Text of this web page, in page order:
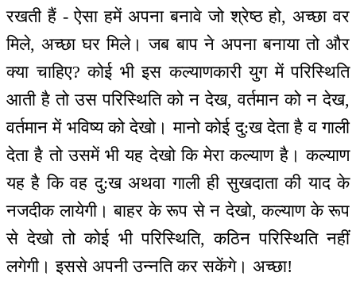
रखती हैं - ऐसा हमें अपना बनावे जो श्रेष्ठ हो, अच्छा वर
मिले, अच्छा घर मिले। जब बाप ने अपना बनाया तो और
क्या चाहिए? कोई भी इस कल्याणकारी युग में परिस्थिति
आती है तो उस परिस्थिति को न देख, वर्तमान को न देख,
वर्तमान में भविष्य को देखो। मानो कोई दु:ख देता है व गाली
देता है तो उसमें भी यह देखो कि मेरा कल्याण है। कल्याण
यह है कि वह दु:ख अथवा गाली ही सुखदाता की याद के
नजदीक लायेगी। बाहर के रूप से न देखो, कल्याण के रूप
से देखो तो कोई भी परिस्थिति, कठिन परिस्थिति नहीं
लगेगी। इससे अपनी उन्नति कर सकेंगे। अच्छा!